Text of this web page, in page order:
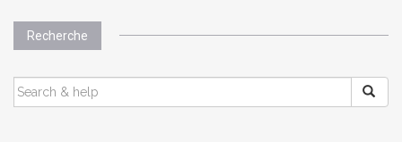
Recherche
SEARCH
FOR: